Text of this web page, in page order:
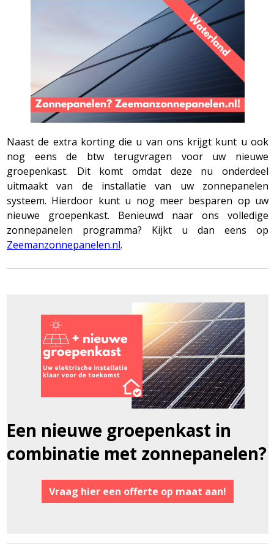
Naast de extra korting die u van ons krijgt kunt u ook
nog eens de btw terugvragen voor uw nieuwe
groepenkast. Dit komt omdat deze nu onderdeel
uitmaakt van de installatie van uw zonnepanelen
systeem. Hierdoor kunt u nog meer besparen op uw
nieuwe groepenkast. Benieuwd naar ons volledige
zonnepanelen programma? Kijkt u dan eens op
Zeemanzonnepanelen.nl.
Een nieuwe groepenkast in
combinatie met zonnepanelen?
Vraag hier een offerte op maat aan!